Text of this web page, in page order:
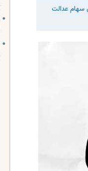
سهام عدالت